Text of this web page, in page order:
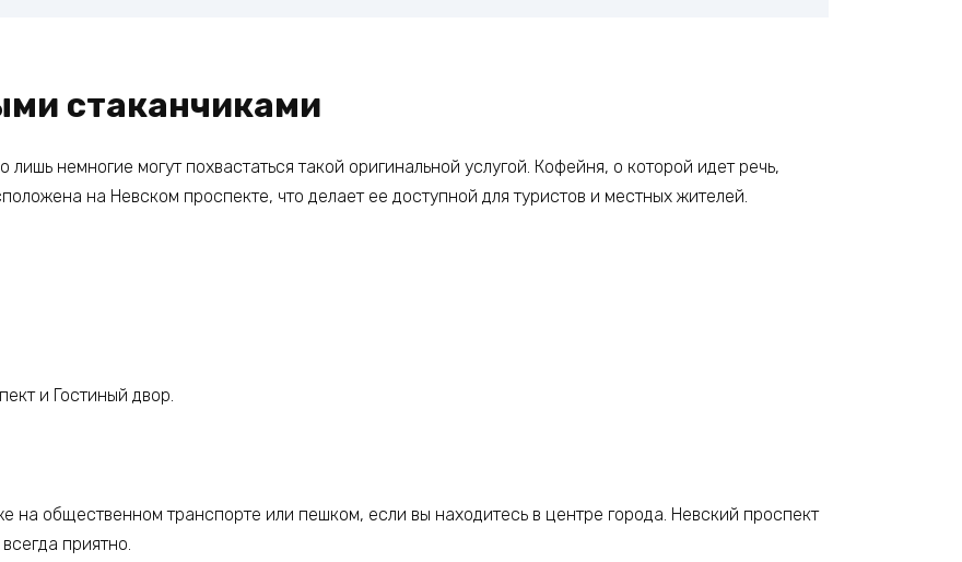
стаканчиками
немногие могут похвастаться такой оригинальной услугой. Кофейня, о которой идет речь,
на Невском проспекте, что делает ее доступной для туристов и местных жителей.
и Гостиный двор.
на общественном транспорте или пешком, если вы находитесь в центре города. Невский проспект
приятно.